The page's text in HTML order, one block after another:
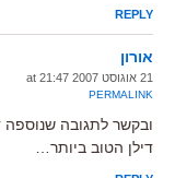
REPLY
אורון
21 אוגוסט 2007 at 21:47
PERMALINK
ובקשר לתגובה שנוספה
דילן הטוב ביותר…